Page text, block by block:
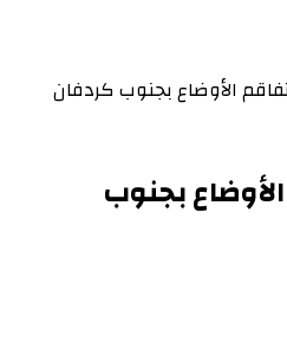
الأوضاع بجنوب كردفان
بجنوب